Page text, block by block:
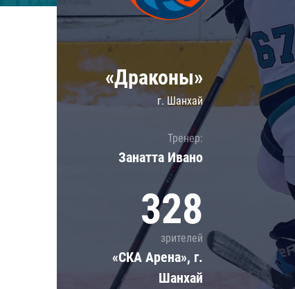
Локомотив
Шанхайские Драконы
«Драконы»
г. Шанхай
Тренер:
Занатта Иванo
328
зрителей
«СКА Арена», г.
Шанхай